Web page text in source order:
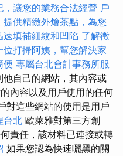
，讓您的業務合法經營 戶
提供精緻外燴茶點，為您
填補細紋和凹陷 了解徵
位打掃阿姨，幫您解決家
便 專屬台北會計事務所服
自己的網站，其內容或
內容以及用戶使用的任何
對這些網站的使用是用戶
台北 歐萊雅對第三方創
責任，該材料已連接或轉
如果您認為快速曬黑的關